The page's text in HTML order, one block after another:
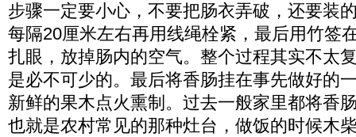
步骤一定要小心，不要把肠衣弄破，还要装
每隔20厘米左右再用线绳栓紧，最后用竹签
扎眼，放掉肠内的空气。整个过程其实不太
是必不可少的。最后将香肠挂在事先做好的
新鲜的果木点火熏制。过去一般家里都将香
也就是农村常见的那种灶台，做饭的时候木